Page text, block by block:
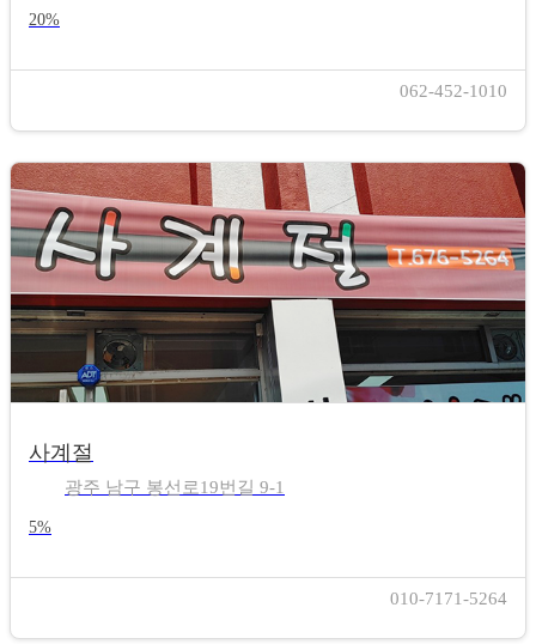
20%
062-452-1010
사계절
광주 남구 봉선로19번길 9-1
5%
010-7171-5264